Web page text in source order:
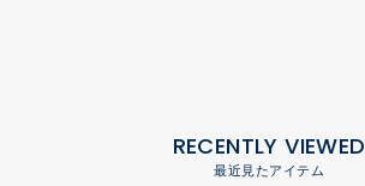
RECENTLY VIEWED
最近見たアイテム